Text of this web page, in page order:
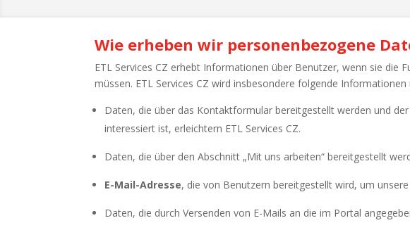
Wie erheben wir personenbezogene
ETL Services CZ erhebt Informationen über Benutzer, wenn sie
müssen. ETL Services CZ wird insbesondere folgende Informationen
Daten, die über das Kontaktformular bereitgestellt werden und
interessiert ist, erleichtern ETL Services CZ.
Daten, die über den Abschnitt „Mit uns arbeiten“ bereitgestellt
E-Mail-Adresse, die von Benutzern bereitgestellt wird, um
Daten, die durch Versenden von E-Mails an die im Portal